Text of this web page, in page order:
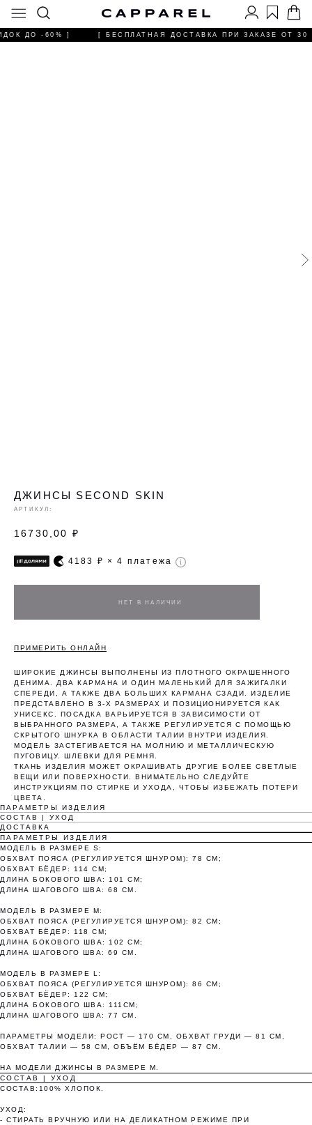
ДО -60% ] [ БЕСПЛАТНАЯ ДОСТАВКА ПРИ ЗАКАЗЕ ОТ 30
ДЖИНСЫ SECOND SKIN
АРТИКУЛ:
16730,00 ₽
4183 ₽ × 4 платежа
ПРИМЕРИТЬ ОНЛАЙН
ШИРОКИЕ ДЖИНСЫ ВЫПОЛНЕНЫ ИЗ ПЛОТНОГО ОКРАШЕННОГО
ДЕНИМА. ДВА КАРМАНА И ОДИН МАЛЕНЬКИЙ ДЛЯ ЗАЖИГАЛКИ
СПЕРЕДИ, А ТАКЖЕ ДВА БОЛЬШИХ КАРМАНА СЗАДИ. ИЗДЕЛИЕ
ПРЕДСТАВЛЕНО В 3-Х РАЗМЕРАХ И ПОЗИЦИОНИРУЕТСЯ КАК
УНИСЕКС. ПОСАДКА ВАРЬИРУЕТСЯ В ЗАВИСИМОСТИ ОТ
ВЫБРАННОГО РАЗМЕРА, А ТАКЖЕ РЕГУЛИРУЕТСЯ С ПОМОЩЬЮ
СКРЫТОГО ШНУРКА В ОБЛАСТИ ТАЛИИ ВНУТРИ ИЗДЕЛИЯ.
МОДЕЛЬ ЗАСТЕГИВАЕТСЯ НА МОЛНИЮ И МЕТАЛЛИЧЕСКУЮ
ПУГОВИЦУ. ШЛЕВКИ ДЛЯ РЕМНЯ.
ТКАНЬ ИЗДЕЛИЯ МОЖЕТ ОКРАШИВАТЬ ДРУГИЕ БОЛЕЕ СВЕТЛЫЕ
ВЕЩИ ИЛИ ПОВЕРХНОСТИ. ВНИМАТЕЛЬНО СЛЕДУЙТЕ
ИНСТРУКЦИЯМ ПО СТИРКЕ И УХОДА, ЧТОБЫ ИЗБЕЖАТЬ ПОТЕРИ
ЦВЕТА.
ПАРАМЕТРЫ ИЗДЕЛИЯ
СОСТАВ | УХОД
ДОСТАВКА
ПАРАМЕТРЫ ИЗДЕЛИЯ
МОДЕЛЬ В РАЗМЕРЕ S:
ОБХВАТ ПОЯСА (РЕГУЛИРУЕТСЯ ШНУРОМ): 78 СМ;
ОБХВАТ БЁДЕР: 114 СМ;
ДЛИНА БОКОВОГО ШВА: 101 СМ;
ДЛИНА ШАГОВОГО ШВА: 68 СМ.
МОДЕЛЬ В РАЗМЕРЕ М:
ОБХВАТ ПОЯСА (РЕГУЛИРУЕТСЯ ШНУРОМ): 82 СМ;
ОБХВАТ БЁДЕР: 118 СМ;
ДЛИНА БОКОВОГО ШВА: 102 СМ;
ДЛИНА ШАГОВОГО ШВА: 69 СМ.
МОДЕЛЬ В РАЗМЕРЕ L:
ОБХВАТ ПОЯСА (РЕГУЛИРУЕТСЯ ШНУРОМ): 86 СМ;
ОБХВАТ БЁДЕР: 122 СМ;
ДЛИНА БОКОВОГО ШВА: 111СМ;
ДЛИНА ШАГОВОГО ШВА: 77 СМ.
ПАРАМЕТРЫ МОДЕЛИ: РОСТ — 170 СМ, ОБХВАТ ГРУДИ — 81 СМ,
ОБХВАТ ТАЛИИ — 58 СМ, ОБЪЁМ БЁДЕР — 87 СМ.
НА МОДЕЛИ ДЖИНСЫ В РАЗМЕРЕ M.
СОСТАВ | УХОД
СОСТАВ:100% ХЛОПОК.
УХОД:
- СТИРАТЬ ВРУЧНУЮ ИЛИ НА ДЕЛИКАТНОМ РЕЖИМЕ ПРИ
Оплата частями
Оплатите сегодня 25% стоимости покупки
картой любого банка, остальное — тремя
платежами раз в две недели.
Оплата
сегодня
25%
Через 2
25%
Через 4
недели
Как обычная оплата картой
Понятно